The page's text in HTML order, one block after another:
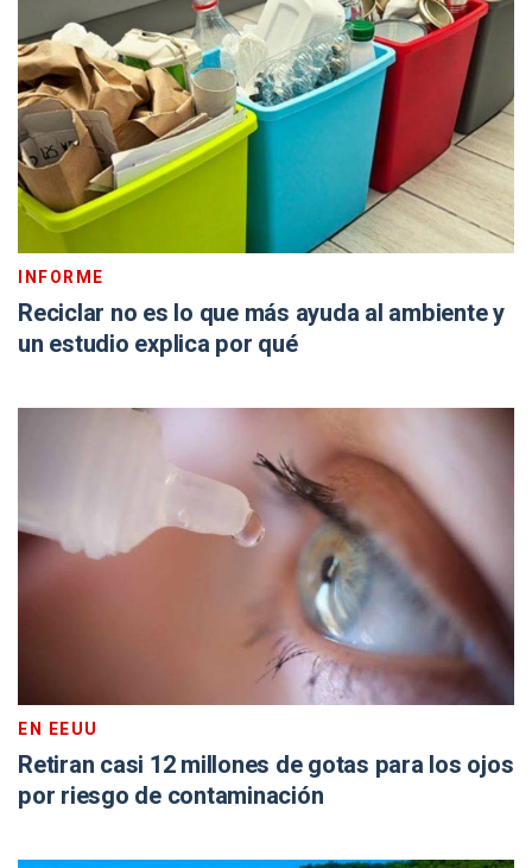
INFORME
Reciclar no es lo que más ayuda al ambiente y
un estudio explica por qué
EN EEUU
Retiran casi 12 millones de gotas para los ojos
por riesgo de contaminación